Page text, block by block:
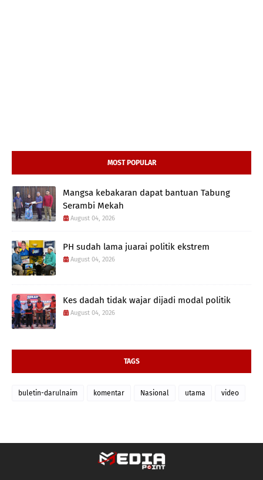
MOST POPULAR
Mangsa kebakaran dapat bantuan Tabung
Serambi Mekah
August 04, 2026
PH sudah lama juarai politik ekstrem
August 04, 2026
Kes dadah tidak wajar dijadi modal politik
August 04, 2026
TAGS
buletin-darulnaim komentar Nasional utama video